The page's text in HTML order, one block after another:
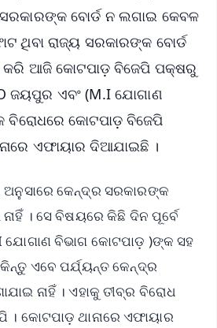
ବୋର୍ଡ ନ ଲଗାଇ କେବଳ
ଥିବା ରାଜ୍ୟ ସରକାରଙ୍କ ବୋର୍ଡ
କରି ଆଜି କୋଟପାଡ଼ ବିଜେପି ପକ୍ଷରୁ
ଜୟପୁର ଏବଂ (M.I ଯୋଗାଣ
ବିରୋଧରେ କୋଟପାଡ଼ ବିଜେପି
ଏଫାୟାର ଦିଆଯାଇଛି ।
ଅନୁସାରେ କେନ୍ଦ୍ର ସରକାରଙ୍କ
। ସେ ବିଷୟରେ କିଛି ଦିନ ପୂର୍ବେ
ଯୋଗାଣ ବିଭାଗ କୋଟପାଡ଼ )ଙ୍କ ସହ
ଏବେ ପର୍ଯ୍ୟନ୍ତ କେନ୍ଦ୍ର
ନାହିଁ । ଏହାକୁ ତୀବ୍ର ବିରୋଧ
କୋଟପାଡ଼ ଥାନାରେ ଏଫାୟାର